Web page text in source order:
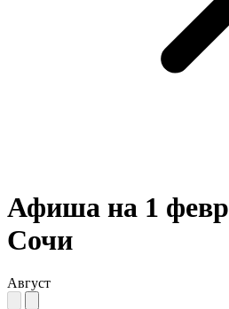
Афиша на 1
Сочи
Август